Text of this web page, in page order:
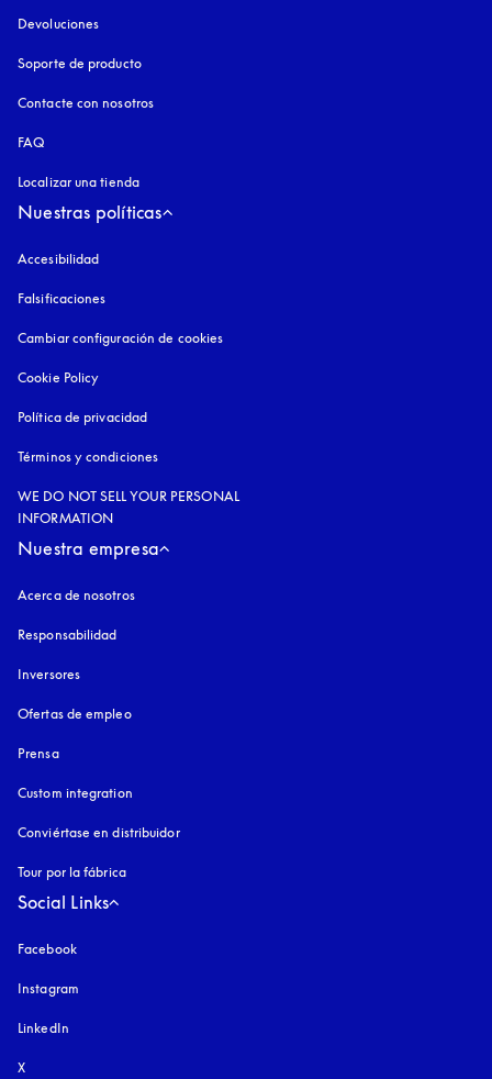
Devoluciones
Soporte de producto
Contacte con nosotros
FAQ
Localizar una tienda
Nuestras políticas
Accesibilidad
Falsificaciones
Cambiar configuración de cookies
Cookie Policy
Política de privacidad
Términos y condiciones
WE DO NOT SELL YOUR PERSONAL
INFORMATION
Nuestra empresa
Acerca de nosotros
Responsabilidad
Inversores
Ofertas de empleo
Prensa
Custom integration
Conviértase en distribuidor
Tour por la fábrica
Social Links
Facebook
Instagram
LinkedIn
X